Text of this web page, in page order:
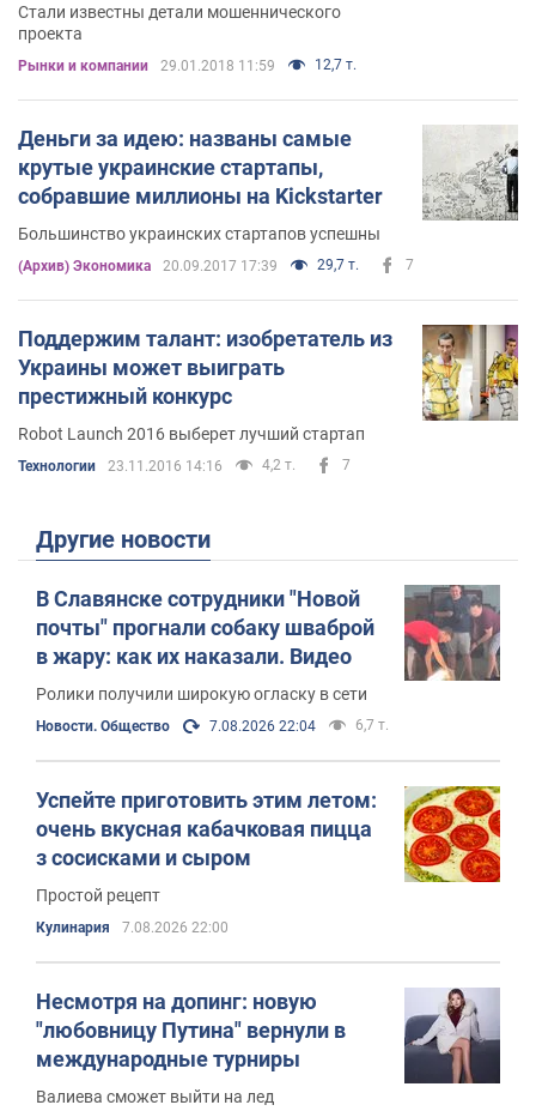
Стали известны детали мошеннического
проекта
Рынки и компании 29.01.2018 11:59 12,7 т.
Деньги за идею: названы самые
крутые украинские стартапы,
собравшие миллионы на Kickstarter
Большинство украинских стартапов успешны
(Архив) Экономика 20.09.2017 17:39 29,7 т. 7
Поддержим талант: изобретатель из
Украины может выиграть
престижный конкурс
Robot Launch 2016 выберет лучший стартап
Технологии 23.11.2016 14:16 4,2 т. 7
Другие новости
В Славянске сотрудники "Новой
почты" прогнали собаку шваброй
в жару: как их наказали. Видео
Ролики получили широкую огласку в сети
Новости. Общество 7.08.2026 22:04 6,7 т.
Успейте приготовить этим летом:
очень вкусная кабачковая пицца
з сосисками и сыром
Простой рецепт
Кулинария 7.08.2026 22:00
Несмотря на допинг: новую
"любовницу Путина" вернули в
международные турниры
Валиева сможет выйти на лед